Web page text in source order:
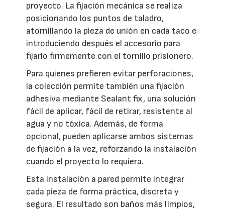
proyecto. La fijación mecánica se realiza
posicionando los puntos de taladro,
atornillando la pieza de unión en cada taco e
introduciendo después el accesorio para
fijarlo firmemente con el tornillo prisionero.
Para quienes prefieren evitar perforaciones,
la colección permite también una fijación
adhesiva mediante Sealant fix, una solución
fácil de aplicar, fácil de retirar, resistente al
agua y no tóxica. Además, de forma
opcional, pueden aplicarse ambos sistemas
de fijación a la vez, reforzando la instalación
cuando el proyecto lo requiera.
Esta instalación a pared permite integrar
cada pieza de forma práctica, discreta y
segura. El resultado son baños más limpios,